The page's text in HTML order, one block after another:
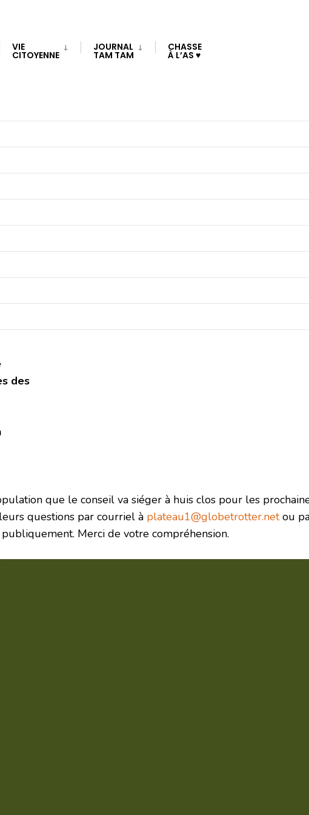
VIE
CITOYENNE
JOURNAL
TAM TAM
CHASSE
À L’AS ♥
des
que le conseil va siéger à huis clos pour les
questions par courriel à plateau1@globetrotter.netou
Merci de votre compréhension.